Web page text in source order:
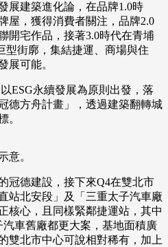
展建築進化論，在品牌1.0時
屋，獲得消費者關注，品牌2.0
開宅作品，接著3.0時代在青埔
型街廓，集結捷運、商場與住
展可能。
ESG永續發展為原則出發，落
德方舟計畫」，透過建築翻轉城
。
意。
冠德建設，接下來Q4在雙北市
站北安段」及「三重太子汽車廠
核心，且同樣緊鄰捷運站，其中
車舊廠都更大案，基地面積廣
雙北市中心可說相對稀有，加上